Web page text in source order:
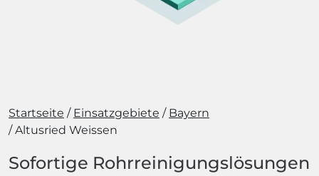
Startseite Einsatzgebiete
Bayern
Altusried Weissen
Sofortige Rohrreinigungslösungen